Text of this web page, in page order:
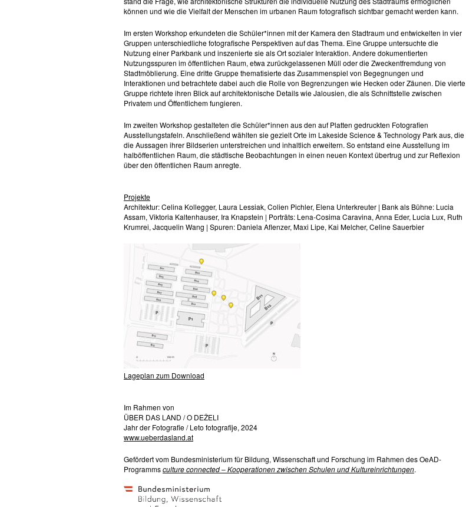
können und wie die Vielfalt der Menschen im urbanen Raum fotografisch sichtbar gemacht werden kann.
Im ersten Workshop erkundeten die Schüler*innen mit der Kamera den Stadtraum und entwickelten in vier
Gruppen unterschiedliche fotografische Perspektiven auf das Thema. Eine Gruppe untersuchte die
Nutzung einer Parkbank und inszenierte sie als Ort sozialer Interaktion. Andere dokumentierten
Nutzungsspuren im öffentlichen Raum, etwa zurückgelassenen Müll oder die Zweckentfremdung von
Stadtmöblierung. Eine dritte Gruppe thematisierte das Zusammenspiel von Begegnungen und
Interaktionen und betrachtete dabei auch die Rolle von Begrenzungen wie Hecken oder Zäunen. Die vierte
Gruppe richtete ihren Blick auf architektonische Details wie Jalousien, die als Schnittstelle zwischen
Privatem und Öffentlichem fungieren.
Im zweiten Workshop gestalteten die Schüler*innen aus den auf Platten gedruckten Fotografien
Ausstellungstafeln. Anschließend wählten sie gezielt Orte im Lakeside Science & Technology Park aus, die
die Aussagen ihrer Bildserien unterstreichen und inhaltlich erweitern. So entstand eine Ausstellung im
halböffentlichen Raum, die städtische Beobachtungen in einen neuen Kontext übertrug und zur Reflexion
über den öffentlichen Raum anregte.
Projekte
Architektur: Celina Kollegger, Laura Lessiak, Colien Pichler, Elena Unterkreuter | Bank als Bühne: Lucia
Assam, Viktoria Kaltenhauser, Ira Knapstein | Porträts: Lena-Cosima Caravina, Anna Eder, Lucia Lux, Ruth
Krumrei, Jacquelin Wang | Spuren: Daniela Aflenzer, Maxi Lipe, Kai Melcher, Celine Sauerbier
Lageplan zum Download
Im Rahmen von
ÜBER DAS LAND / O DEŽELI
Jahr der Fotografie / Leto fotografije, 2024
www.ueberdasland.at
Gefördert vom Bundesministerium für Bildung, Wissenschaft und Forschung im Rahmen des OeAD-
Programmsculture connected ‒ Kooperationen zwischen Schulen und Kultureinrichtungen.